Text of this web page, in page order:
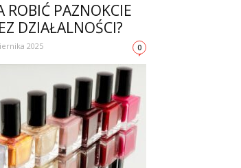
ROBIĆ PAZNOKCIE
DZIAŁALNOŚCI?
2025 0